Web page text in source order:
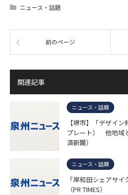
ニュース・話題
前のページ
関連記事
ニュース・話題
【堺市】「デザイ
プレート） 他地域
済新聞）
ニュース・話題
「岸和田シェアサ
（PR TIMES）